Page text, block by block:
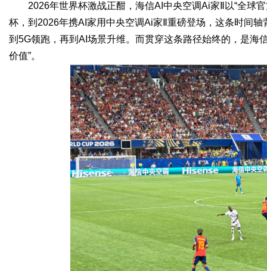
2026年世界杯激战正酣，海信AI中央空调Ai家Ⅱ以“全球
杯，到2026年携AI家用中央空调Ai家Ⅱ重磅登场，这条时间
到5G领跑，再到AI场景升维。而贯穿这条路径始终的，是
价值”。